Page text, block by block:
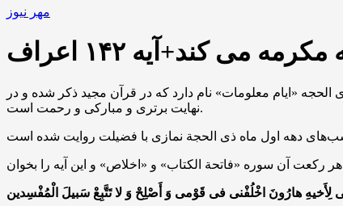
مهر نیوز
کند+آیه ۱۴۲ اعراف
«ایام معلومات» نام دارد که در قرآن مجید ذکر شده و در
نهایت برتری و مبارکی و رحمت است.